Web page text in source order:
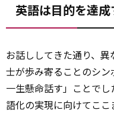
英語は目的を達
お話ししてきた通り、
士が歩み寄ることのシ
一生懸命話す」ことで
語化の実現に向けてこ